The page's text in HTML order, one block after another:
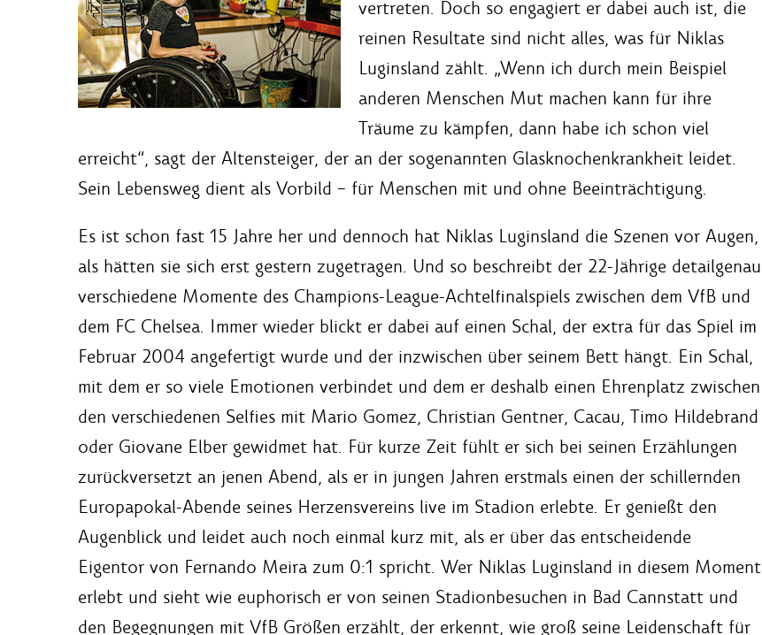
vertreten. Doch so engagiert er dabei auch ist, die
reinen Resultate sind nicht alles, was für Niklas
Luginsland zählt. „Wenn ich durch mein Beispiel
anderen Menschen Mut machen kann für ihre
Träume zu kämpfen, dann habe ich schon viel
erreicht“, sagt der Altensteiger, der an der sogenannten Glasknochenkrankheit leidet.
Sein Lebensweg dient als Vorbild – für Menschen mit und ohne Beeinträchtigung.
Es ist schon fast 15 Jahre her und dennoch hat Niklas Luginsland die Szenen vor Augen,
als hätten sie sich erst gestern zugetragen. Und so beschreibt der 22-Jährige detailgenau
verschiedene Momente des Champions-League-Achtelfinalspiels zwischen dem VfB und
dem FC Chelsea. Immer wieder blickt er dabei auf einen Schal, der extra für das Spiel im
Februar 2004 angefertigt wurde und der inzwischen über seinem Bett hängt. Ein Schal,
mit dem er so viele Emotionen verbindet und dem er deshalb einen Ehrenplatz zwischen
den verschiedenen Selfies mit Mario Gomez, Christian Gentner, Cacau, Timo Hildebrand
oder Giovane Elber gewidmet hat. Für kurze Zeit fühlt er sich bei seinen Erzählungen
zurückversetzt an jenen Abend, als er in jungen Jahren erstmals einen der schillernden
Europapokal-Abende seines Herzensvereins live im Stadion erlebte. Er genießt den
Augenblick und leidet auch noch einmal kurz mit, als er über das entscheidende
Eigentor von Fernando Meira zum 0:1 spricht. Wer Niklas Luginsland in diesem Moment
erlebt und sieht wie euphorisch er von seinen Stadionbesuchen in Bad Cannstatt und
den Begegnungen mit VfB Größen erzählt, der erkennt, wie groß seine Leidenschaft für